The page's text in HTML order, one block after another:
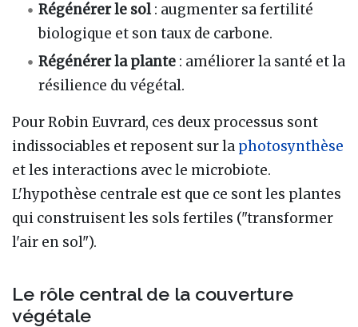
Régénérer le sol: augmenter sa fertilité
biologique et son taux de carbone.
Régénérer la plante : améliorer la santé et la
résilience du végétal.
Pour Robin Euvrard, ces deux processus sont
indissociables et reposent sur la photosynthèse
et les interactions avec le microbiote.
L'hypothèse centrale est que ce sont les plantes
qui construisent les sols fertiles ("transformer
l'air en sol").
Le rôle central de la couverture
végétale